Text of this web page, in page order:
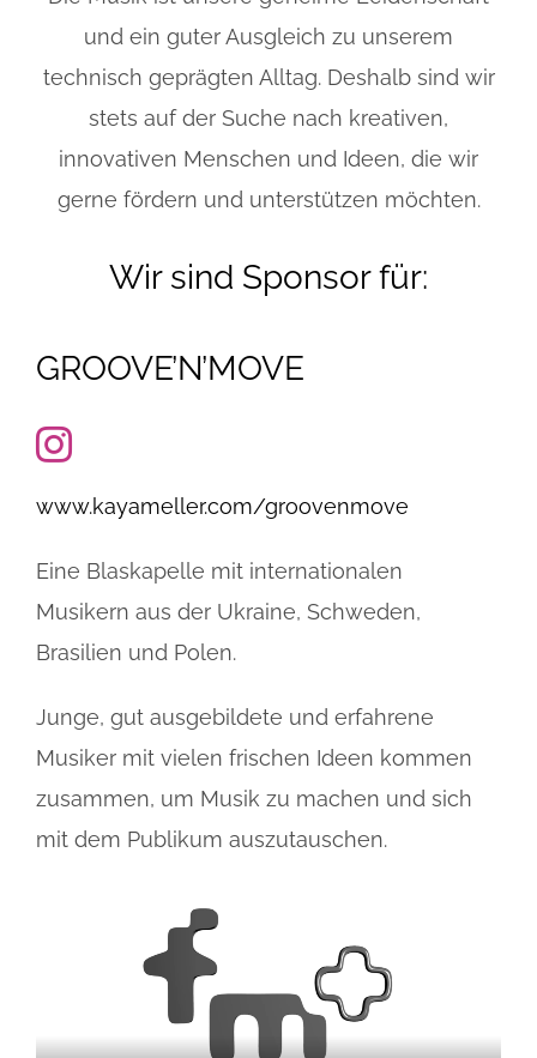
und ein guter Ausgleich zu unserem
technisch geprägten Alltag. Deshalb sind wir
stets auf der Suche nach kreativen,
innovativen Menschen und Ideen, die wir
gerne fördern und unterstützen möchten.
Wir sind Sponsor für:
GROOVE’N’MOVE
www.kayameller.com/groovenmove
Eine Blaskapelle mit internationalen
Musikern aus der Ukraine, Schweden,
Brasilien und Polen.
Junge, gut ausgebildete und erfahrene
Musiker mit vielen frischen Ideen kommen
zusammen, um Musik zu machen und sich
mit dem Publikum auszutauschen.